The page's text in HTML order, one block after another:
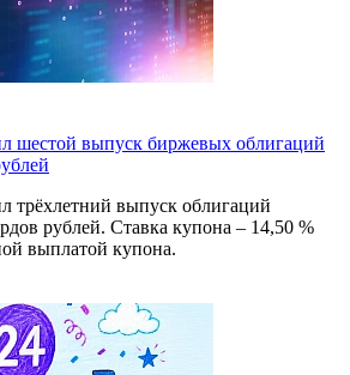
шестой выпуск биржевых облигаций
трёхлетний выпуск облигаций
рублей. Ставка купона – 14,50 %
выплатой купона.